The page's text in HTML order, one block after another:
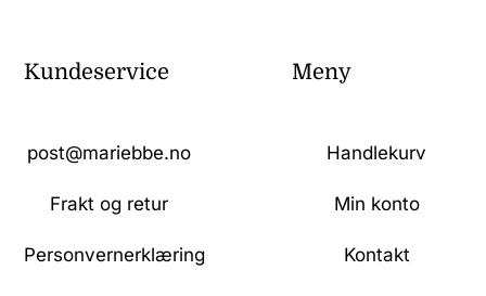
Kundeservice
post@mariebbe.no
Frakt og retur
Personvernerklæring
Meny
Handlekurv
Min konto
Kontakt